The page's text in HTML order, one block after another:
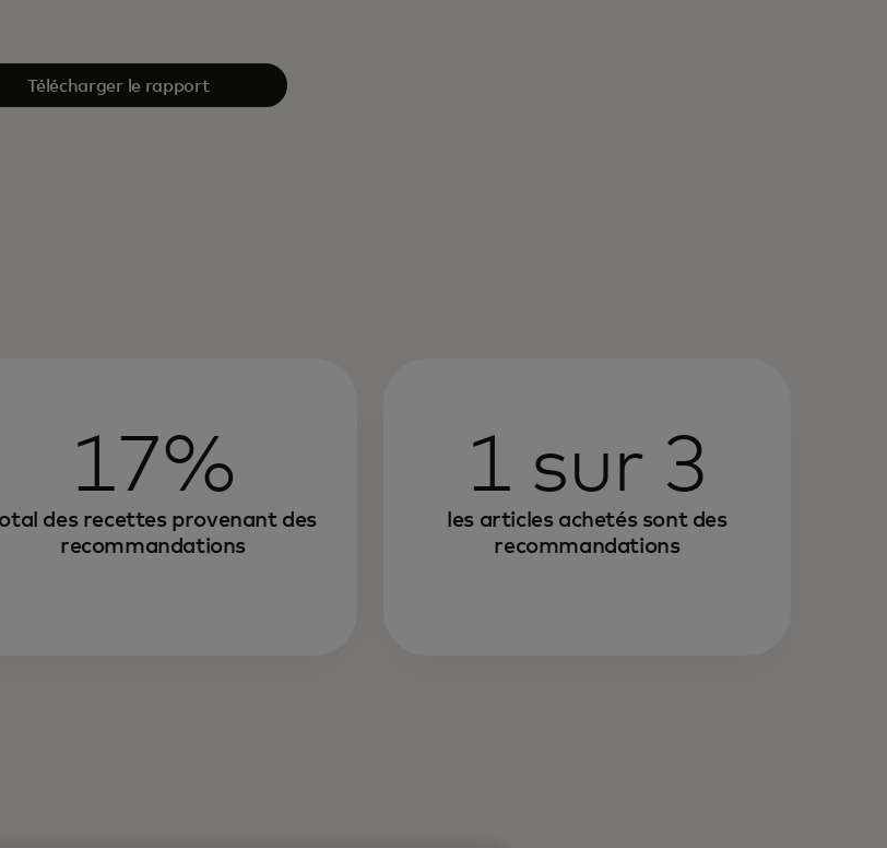
Télécharger le rapport
17%
des recettes provenant des
recommandations
1 sur 3
les articles achetés sont des
recommandations